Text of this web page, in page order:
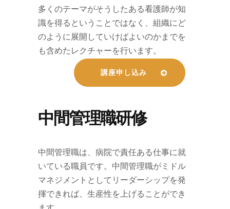
多くのテーマがそうしたある看護師が知
識を得るということではなく、組織にど
のように展開していけばよいのかまでを
も含めたレクチャーを行います。
講座申し込み
中間管理職研修
中間管理職は、病院で責任ある仕事に就
いている職員です。中間管理職がミドル
マネジメントとしてリーダーシップを発
揮できれば、生産性を上げることができ